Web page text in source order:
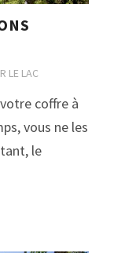
LE LAC
coffre à
vous ne les
le